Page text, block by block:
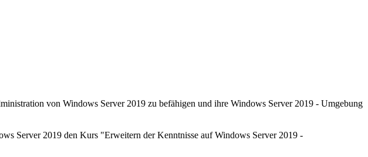
von Windows Server 2019 zu befähigen und ihre Windows Server 2019 - Umgebung
Server 2019 den Kurs "Erweitern der Kenntnisse auf Windows Server 2019 -